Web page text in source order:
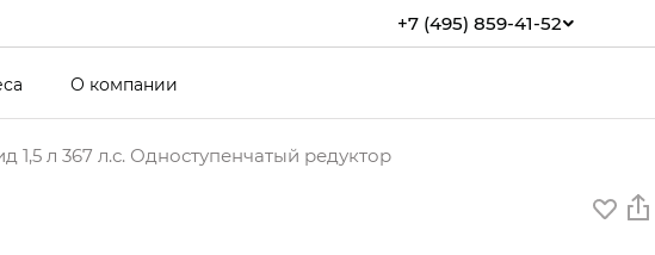
+7 (495) 859-41-52
О компании
л 367 л.с. Одноступенчатый редуктор